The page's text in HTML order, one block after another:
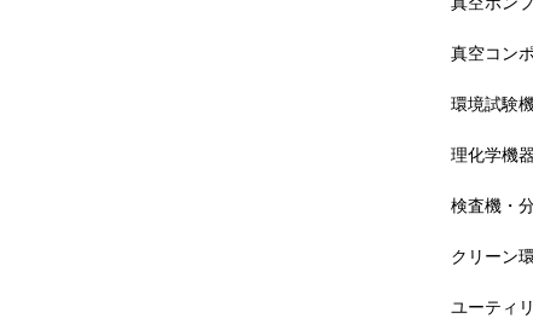
真空コン
環境試験
理化学機
検査機・
クリーン
ユーティ